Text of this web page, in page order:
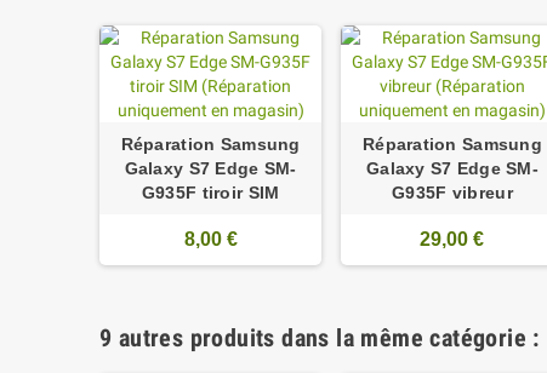
Réparation Samsung
Galaxy S7 Edge SM-
G935F tiroir SIM
8,00 €
Réparation Samsung
Galaxy S7 Edge SM-
G935F vibreur
29,00 €
9 autres produits dans la même catégorie :